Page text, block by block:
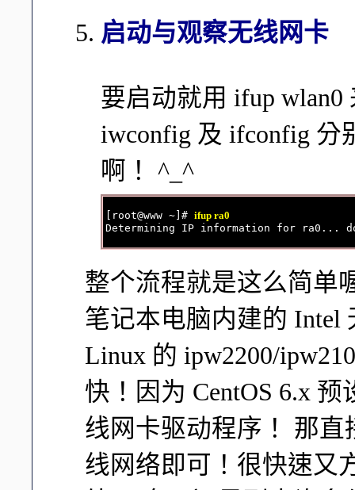
启动与观察无线网卡
要启动就用 ifup
iwconfig 及 ifconfig 分
啊！ ^_^
[root@www ~]# ifup ra0
整个流程就是这么简单
笔记本电脑内建的 Intel
Linux 的 ipw2200/
快！因为 CentOS 6.x
线网卡驱动程序！ 那
线网络即可！很快速又